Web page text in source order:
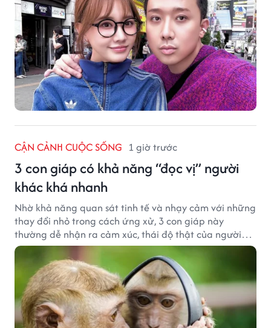
CẬN CẢNH CUỘC SỐNG 1 giờ trước
3 con giáp có khả năng “đọc vị” người
khác khá nhanh
Nhờ khả năng quan sát tinh tế và nhạy cảm với những
thay đổi nhỏ trong cách ứng xử, 3 con giáp này
thường dễ nhận ra cảm xúc, thái độ thật của người
đối diện.